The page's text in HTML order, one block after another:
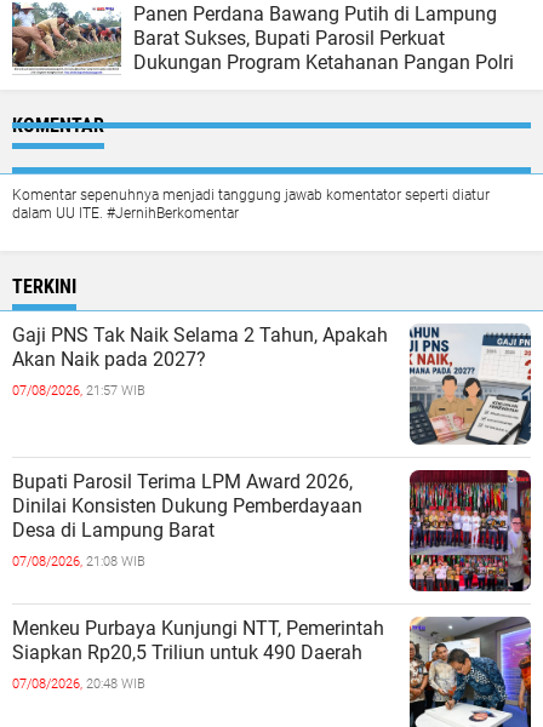
Panen Perdana Bawang Putih di Lampung
Barat Sukses, Bupati Parosil Perkuat
Dukungan Program Ketahanan Pangan Polri
KOMENTAR
Komentar sepenuhnya menjadi tanggung jawab komentator seperti diatur
dalam UU ITE. #JernihBerkomentar
TERKINI
Gaji PNS Tak Naik Selama 2 Tahun, Apakah
Akan Naik pada 2027?
07/08/2026, 21:57 WIB
Bupati Parosil Terima LPM Award 2026,
Dinilai Konsisten Dukung Pemberdayaan
Desa di Lampung Barat
07/08/2026, 21:08 WIB
Menkeu Purbaya Kunjungi NTT, Pemerintah
Siapkan Rp20,5 Triliun untuk 490 Daerah
07/08/2026, 20:48 WIB